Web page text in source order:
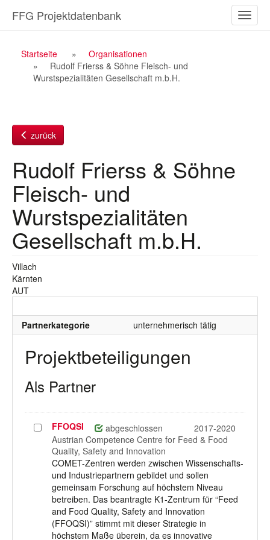
Inhalt
ein-/
FFG Projektdatenbank
Breadcrumb
Navigation
Startseite
Organisationen
Rudolf Frierss & Söhne Fleisch- und
Wurstspezialitäten Gesellschaft m.b.H.
zurück
Rudolf Frierss & Söhne
Fleisch- und
Wurstspezialitäten
Gesellschaft m.b.H.
Villach
Kärnten
AUT
Partnerkategorie unternehmerisch tätig
Projektbeteiligungen
Als Partner
Projekt
auswählen
FFOQSI abgeschlossen
2017-2020
Austrian Competence Centre for Feed & Food
Quality, Safety and Innovation
COMET-Zentren werden zwischen Wissenschafts-
und Industriepartnern gebildet und sollen
gemeinsam Forschung auf höchstem Niveau
betreiben. Das beantragte K1-Zentrum für “Feed
and Food Quality, Safety and Innovation
(FFOQSI)” stimmt mit dieser Strategie in
höchstem Maße überein, da es innovative